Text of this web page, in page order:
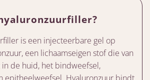
is een injecteerbare gel op
een lichaamseigen stof die van
de huid, het bindweefsel,